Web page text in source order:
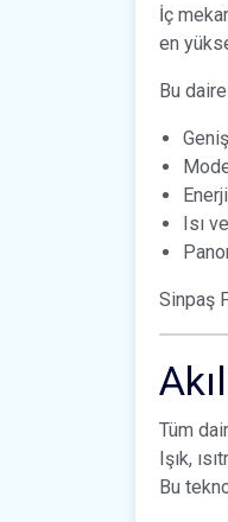
İç
en
Bu
Isı
Sinpaş
Tüm
Işık,
Bu